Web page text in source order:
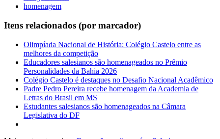
homenagem
Itens relacionados (por marcador)
Olimpíada Nacional de História: Colégio Castelo entre as
melhores da competição
Educadores salesianos são homenageados no Prêmio
Personalidades da Bahia 2026
Colégio Castelo é destaques no Desafio Nacional Acadêmico
Padre Pedro Pereira recebe homenagem da Academia de
Letras do Brasil em MS
Estudantes salesianos são homenageados na Câmara
Legislativa do DF